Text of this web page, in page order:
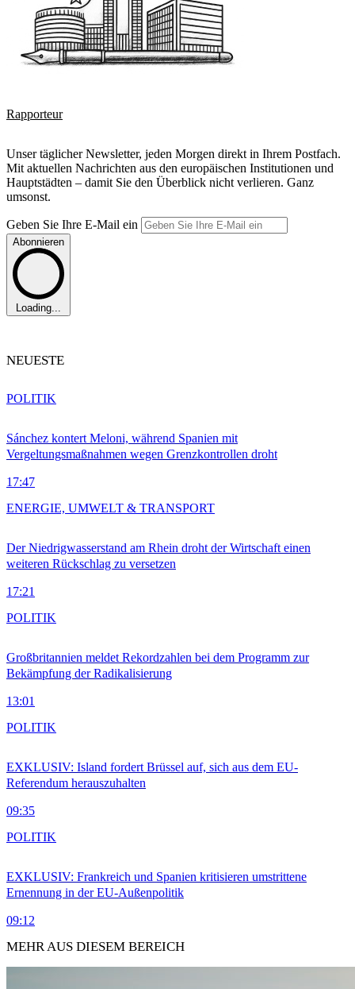
Rapporteur
Unser täglicher Newsletter, jeden Morgen direkt in Ihrem Postfach.
Mit aktuellen Nachrichten aus den europäischen Institutionen und
Hauptstädten – damit Sie den Überblick nicht verlieren. Ganz
umsonst.
Geben Sie Ihre E-Mail ein
Abonnieren
Loading...
NEUESTE
Sánchez kontert Meloni, während Spanien mit
Vergeltungsmaßnahmen wegen Grenzkontrollen droht
17:47
POLITIK
Der Niedrigwasserstand am Rhein droht der Wirtschaft einen
weiteren Rückschlag zu versetzen
17:21
ENERGIE, UMWELT & TRANSPORT
Großbritannien meldet Rekordzahlen bei dem Programm zur
Bekämpfung der Radikalisierung
13:01
POLITIK
EXKLUSIV: Island fordert Brüssel auf, sich aus dem EU-
Referendum herauszuhalten
09:35
POLITIK
EXKLUSIV: Frankreich und Spanien kritisieren umstrittene
Ernennung in der EU-Außenpolitik
09:12
POLITIK
MEHR AUS DIESEM BEREICH